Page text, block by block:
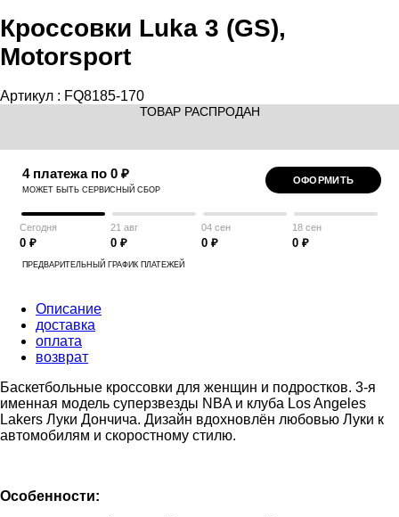
Кроссовки Luka 3 (GS),
Motorsport
Артикул : FQ8185-170
ТОВАР РАСПРОДАН
4 платежа по 0 ₽
МОЖЕТ БЫТЬ СЕРВИСНЫЙ СБОР
ОФОРМИТЬ
Сегодня
0 ₽
21 авг
0 ₽
04 сен
0 ₽
18 сен
0 ₽
ПРЕДВАРИТЕЛЬНЫЙ ГРАФИК ПЛАТЕЖЕЙ
Описание
доставка
оплата
возврат
Баскетбольные кроссовки для женщин и подростков. 3-я
именная модель суперзвезды NBA и клуба Los Angeles
Lakers Луки Дончича. Дизайн вдохновлён любовью Луки к
автомобилям и скоростному стилю.
Особенности: